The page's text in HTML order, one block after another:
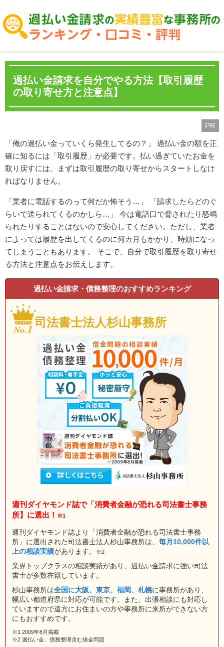
過払い金請求を自分でやる方法【取引履歴
の取り寄せ方と注意点】
PR
「俺の過払い金っていくら発生してるの？」 過払い金の額を正
確に知るには「取引履歴」が必要です。払い過ぎていたお金を
取り戻すには、まずは取引履歴の取り寄せからスタートしなけ
ればなりません。
「業者に電話するのって何だか怖そう…」 「請求したらどのぐ
らいで送られてくるのかしら…」 今は電話口で脅されたり怒鳴
られたりすることはないので安心してください。ただし、業者
によっては履歴を出してくるのに何カ月もかかり、時効になっ
てしまうこともあります。 そこで、自分で取引履歴を取り寄せ
る方法と注意点をお伝えします。
過払い金請求・債務整理のおすすめランキング
司法書士法人杉山事務所
週刊ダイヤモンド誌で「消費者金融が恐れる司法書士事務
所】に選出！ ※1
週刊ダイヤモンド誌より「消費者金融が恐れる司法書士事務
所」に選出された司法書士法人杉山事務所は、 毎月10,000件以
上の相談実績があります。 ※2
業界トップクラスの相談実績があり、過払い金請求に強い司法
書士が多数在籍しています。
杉山事務所は全国に大阪、東京、福岡、札幌に事務所があり、
幅広い都道府県に対応が可能です。また、出張相談にも対応し
ていますので遠方にお住まいの方や事務所に来所ができない方
にもおすすめです。
※1 2009年8月掲載
※2 過払い金、債務整理含む借金問題